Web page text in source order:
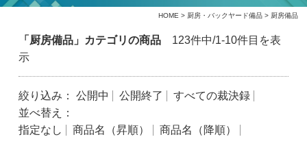
HOME > 厨房・バックヤード備品> 厨房備品
「厨房備品」カテゴリの商品123件中/1-10件目を表
示
絞り込み： 公開中 公開終了
すべての裁決録
並べ替え：
指定なし
商品名（昇順） 商品名（降順）